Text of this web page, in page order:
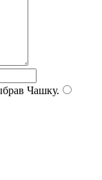
Чашку.